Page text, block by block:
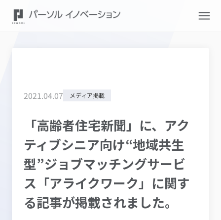
2021.04.07 メディア掲載
「高齢者住宅新聞」に、アク
ティブシニア向け“地域共生
型”ジョブマッチングサービ
ス「アライクワーク」に関す
る記事が掲載されました。